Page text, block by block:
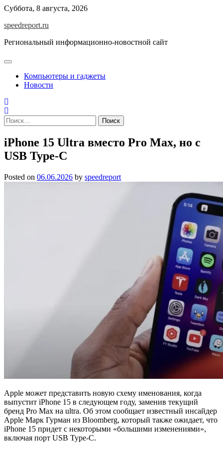
Skip
content
Суббота, 8 августа, 2026
speedreport.ru
Региональный информационно-новостной сайт
Компьютеры и гаджеты
Новости
Найти:
iPhone 15 Ultra вместо Pro Max, но с
USB Type-C
Posted on 06.06.2026 by speedreport
Apple может представить новую схему именования, когда
выпустит iPhone 15 в следующем году, заменив текущий
бренд Pro Max на ultra. Об этом сообщает известный инсайдер
Apple Марк Гурман из Bloomberg, который также ожидает, что
iPhone 15 придет с некоторыми «большими изменениями»,
включая порт USB Type-C.